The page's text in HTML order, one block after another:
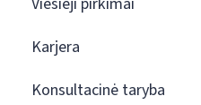
Karjera
Konsultacinė taryba